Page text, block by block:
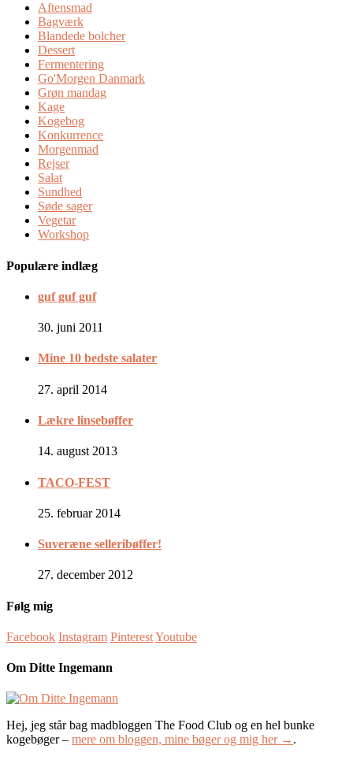
Aftensmad
Bagværk
Blandede bolcher
Dessert
Fermentering
Go'Morgen Danmark
Grøn mandag
Kage
Kogebog
Konkurrence
Morgenmad
Rejser
Salat
Sundhed
Søde sager
Vegetar
Workshop
Populære indlæg
guf guf guf
30. juni 2011
Mine 10 bedste salater
27. april 2014
Lækre linsebøffer
14. august 2013
TACO-FEST
25. februar 2014
Suveræne selleribøffer!
27. december 2012
Følg mig
Facebook Instagram PinterestYoutube
Om Ditte Ingemann
Hej, jeg står bag madbloggen The Food Club og en hel bunke
kogebøger – mere om bloggen, mine bøger og mig her → .